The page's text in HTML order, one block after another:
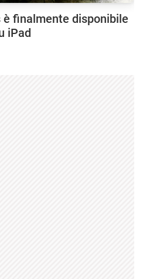
è finalmente disponibile
iPad